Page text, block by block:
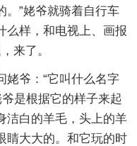
。”姥爷就骑着自行车
么样，和电视上、画报
来了。
姥爷：“它叫什么名字
爷是根据它的样子来起
洁白的羊毛，头上的羊
睛大大的。和它玩的时